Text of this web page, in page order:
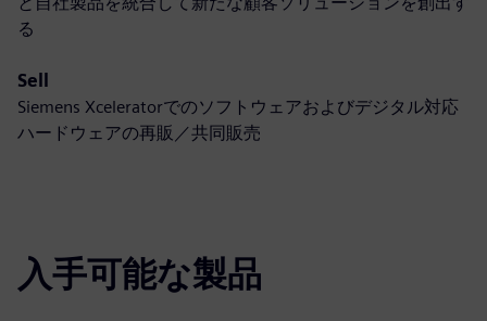
る
Sell
Siemens Xceleratorでのソフトウェアおよびデジタル対応
ハードウェアの再販／共同販売
入手可能な製品